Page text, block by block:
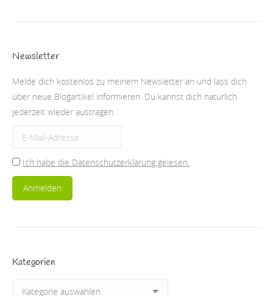
Newsletter
Melde dich kostenlos zu meinem Newsletter an und lass dich
über neue Blogartikel informieren. Du kannst dich natürlich
jederzeit wieder austragen.
Ich habe die Datenschutzerklärung gelesen.
Kategorien
Kategorien